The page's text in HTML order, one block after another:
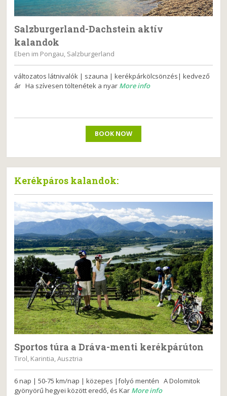
Salzburgerland-Dachstein aktív
kalandok
Eben im Pongau, Salzburgerland
változatos látnivalók | szauna | kerékpárkölcsönzés| kedvező
ár Ha szívesen töltenétek a nyar More info
BOOK NOW
Kerékpáros kalandok:
Sportos túra a Dráva-menti kerékpárúton
Tirol, Karintia, Ausztria
6 nap | 50-75 km/nap | közepes |folyó mentén A Dolomitok
gyönyörű hegyei között eredő, és Kar More info